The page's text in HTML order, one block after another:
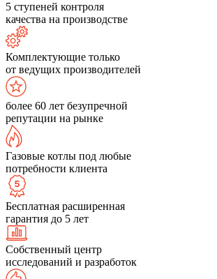
5 ступеней контроля
качества на производстве
Комплектующие только
от ведущих производителей
более 60 лет безупречной
репутации на рынке
Газовые котлы под любые
потребности клиента
Бесплатная расширенная
гарантия до 5 лет
Собственный центр
исследований и разработок